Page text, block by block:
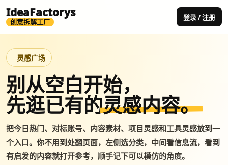
IdeaFactorys
创意拆解工厂
登录 / 注册
灵感广场
别从空白开始，
先逛已有的灵感内容。
把今日热门、对标账号、内容素材、项目灵感和工具灵感放到一
个入口。你不用到处翻页面，左侧选分类，中间看信息流，看到
有启发的内容就打开参考，顺手记下可以模仿的角度。